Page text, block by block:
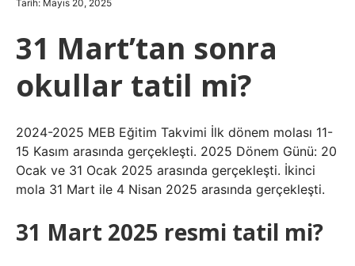
Hakkımızda
Tarih: Mayıs 20, 2025
31 Mart’tan sonra
okullar tatil mi?
2024-2025 MEB Eğitim Takvimi İlk dönem molası 11-
15 Kasım arasında gerçekleşti. 2025 Dönem Günü: 20
Ocak ve 31 Ocak 2025 arasında gerçekleşti. İkinci
mola 31 Mart ile 4 Nisan 2025 arasında gerçekleşti.
31 Mart 2025 resmi tatil mi?